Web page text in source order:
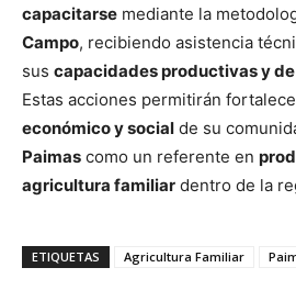
capacitarse mediante la
Campo, recibiendo asistencia
sus capacidades productivas y
Estas acciones permitirán
económico y social de su
Paimas como un referente en
agricultura familiar dentro de la
ETIQUETAS Agricultura Familiar